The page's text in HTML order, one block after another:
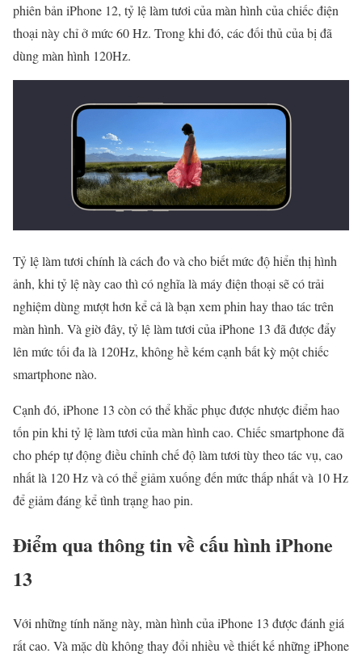
phiên bản iPhone 12, tỷ lệ làm tươi của màn hình của chiếc điện
thoại này chỉ ở mức 60 Hz. Trong khi đó, các đối thủ của bị đã
dùng màn hình 120Hz.
Tỷ lệ làm tươi chính là cách đo và cho biết mức độ hiển thị hình
ảnh, khi tỷ lệ này cao thì có nghĩa là máy điện thoại sẽ có trải
nghiệm dùng mượt hơn kể cả là bạn xem phin hay thao tác trên
màn hình. Và giờ đây, tỷ lệ làm tươi của iPhone 13 đã được đẩy
lên mức tối đa là 120Hz, không hề kém cạnh bất kỳ một chiếc
smartphone nào.
Cạnh đó, iPhone 13 còn có thể khắc phục được nhược điểm hao
tốn pin khi tỷ lệ làm tươi của màn hình cao. Chiếc smartphone đã
cho phép tự động điều chỉnh chế độ làm tươi tùy theo tác vụ, cao
nhất là 120 Hz và có thể giảm xuống đến mức thấp nhất và 10 Hz
để giảm đáng kể tình trạng hao pin.
Điểm qua thông tin về cấu hình iPhone
13
Với những tính năng này, màn hình của iPhone 13 được đánh giá
rất cao. Và mặc dù không thay đổi nhiều về thiết kế những iPhone